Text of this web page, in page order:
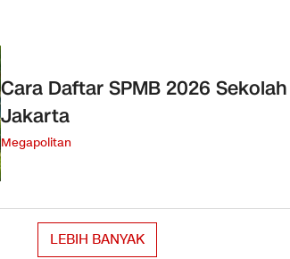
Cara Daftar SPMB 2026
Jakarta
Megapolitan
LEBIH BANYAK